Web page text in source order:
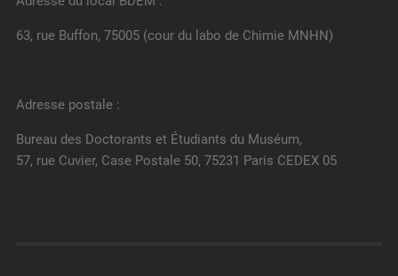
63, rue Buffon, 75005 (cour du labo de Chimie MNHN)
Adresse postale :
Bureau des Doctorants et Étudiants du Muséum,
57, rue Cuvier, Case Postale 50, 75231 Paris CEDEX 05